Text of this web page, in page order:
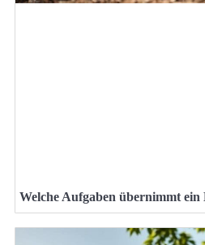
Welche Aufgaben übernimmt ein